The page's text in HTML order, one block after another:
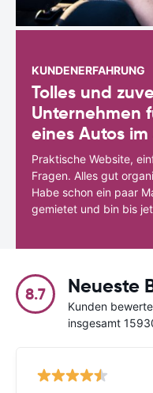
KUNDENERFAHRUNG
Tolles und
Unternehmen
eines Autos
Praktische Website,
Fragen. Alles gut
Habe schon ein paar
gemietet und bin bis
8.7 Neueste
Kunden
insgesamt